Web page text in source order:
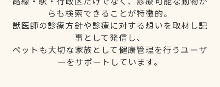
らも検索できることが特徴的。
獣医師の診療方針や診療に対する想いを取材し記
事として発信し、
ペットも大切な家族として健康管理を行うユーザ
ーをサポートしています。